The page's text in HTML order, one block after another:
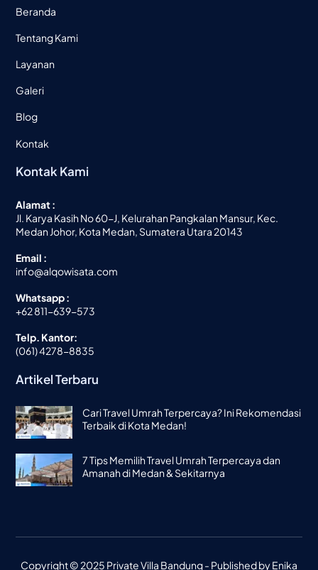
Beranda
Tentang Kami
Layanan
Galeri
Blog
Kontak
Kontak Kami
Alamat :
Jl. Karya Kasih No 60-J, Kelurahan Pangkalan Mansur, Kec.
Medan Johor, Kota Medan, Sumatera Utara 20143
Email :
info@alqowisata.com
Whatsapp :
+62 811-639-573
Telp. Kantor:
(061) 4278-8835
Artikel Terbaru
Cari Travel Umrah Terpercaya? Ini Rekomendasi
Terbaik di Kota Medan!
7 Tips Memilih Travel Umrah Terpercaya dan
Amanah di Medan & Sekitarnya
Copyright © 2025 Private Villa Bandung - Published byEnika